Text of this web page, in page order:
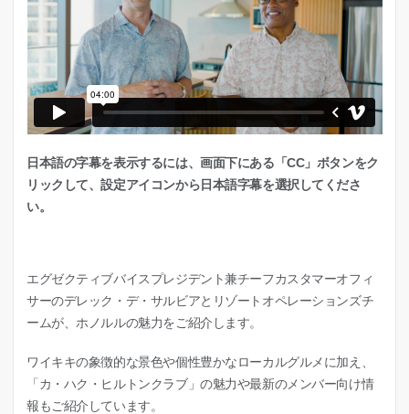
日本語の字幕を表示するには、画面下にある「CC」ボタンをク
リックして、設定アイコンから日本語字幕を選択してくださ
い。
エグゼクティブバイスプレジデント兼チーフカスタマーオフィ
サーのデレック・デ・サルビアとリゾートオペレーションズチ
ームが、ホノルルの魅力をご紹介します。
ワイキキの象徴的な景色や個性豊かなローカルグルメに加え、
「カ・ハク・ヒルトンクラブ」の魅力や最新のメンバー向け情
報もご紹介しています。